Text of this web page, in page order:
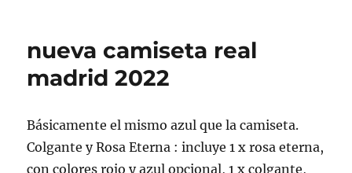
nueva camiseta real
madrid 2022
Básicamente el mismo azul que la camiseta.
Colgante y Rosa Eterna : incluye 1 x rosa eterna,
con colores rojo y azul opcional, 1 x colgante,